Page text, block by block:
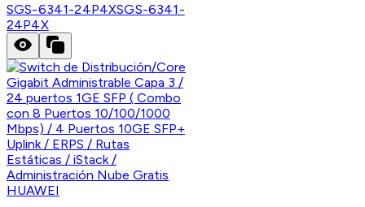
SGS-6341-24P4XSGS-6341-
24P4X
HUAWEI